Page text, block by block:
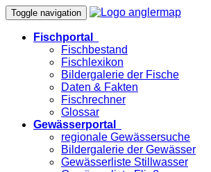
Toggle navigation
Fischportal
Fischbestand
Fischlexikon
Bildergalerie der Fische
Daten & Fakten
Fischrechner
Glossar
Gewässerportal
regionale Gewässersuche
Bildergalerie der Gewässer
Gewässerliste Stillwasser